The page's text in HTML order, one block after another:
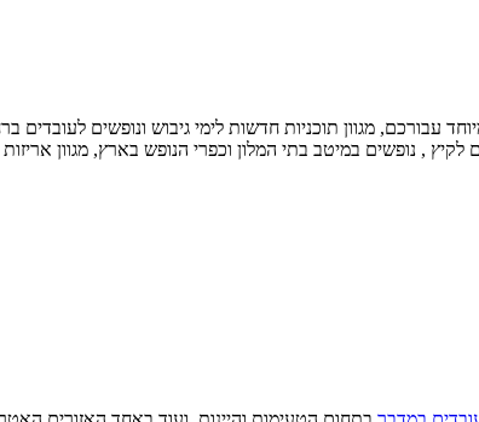
עבורכם, מגוון תוכניות חדשות לימי גיבוש ונופשים
, נופשים במיטב בתי המלון וכפרי הנופש בארץ, מגוון